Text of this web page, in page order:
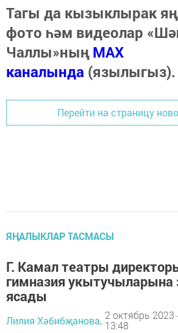
Тагы да кызыклырак
фото һәм видеолар
Чаллы»ныңMAX
каналында (язылыгыз).
Перейти на страницу
ЯҢАЛЫКЛАР ТАСМАСЫ
Г. Камал театры
гимназия укытучыларына
ясады
Лилия Хәбибҗанова, 2 октябрь 2023
13:48